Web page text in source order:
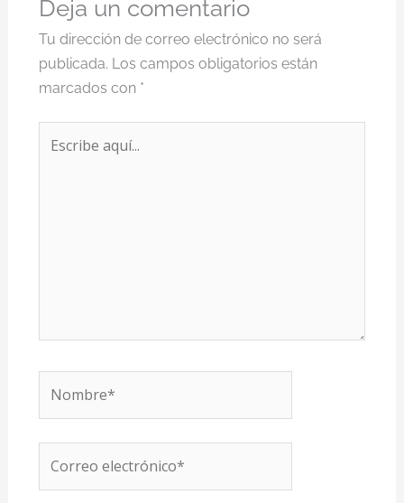
Deja un comentario
Tu dirección de correo electrónico no será
publicada. Los campos obligatorios están
marcados con *